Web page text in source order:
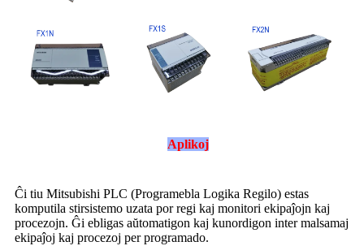
Aplikoj
Ĉi tiu Mitsubishi PLC (Programebla Logika Regilo) estas
komputila stirsistemo uzata por regi kaj monitori ekipaĵojn kaj
procezojn. Ĝi ebligas aŭtomatigon kaj kunordigon inter malsamaj
ekipaĵoj kaj procezoj per programado.